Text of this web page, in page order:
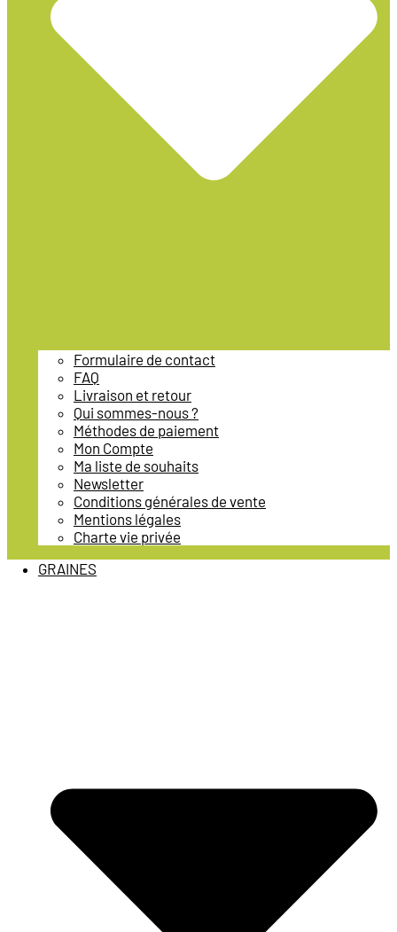
Formulaire de contact
FAQ
Livraison et retour
Qui sommes-nous ?
Méthodes de paiement
Mon Compte
Ma liste de souhaits
Newsletter
Conditions générales de vente
Mentions légales
Charte vie privée
GRAINES